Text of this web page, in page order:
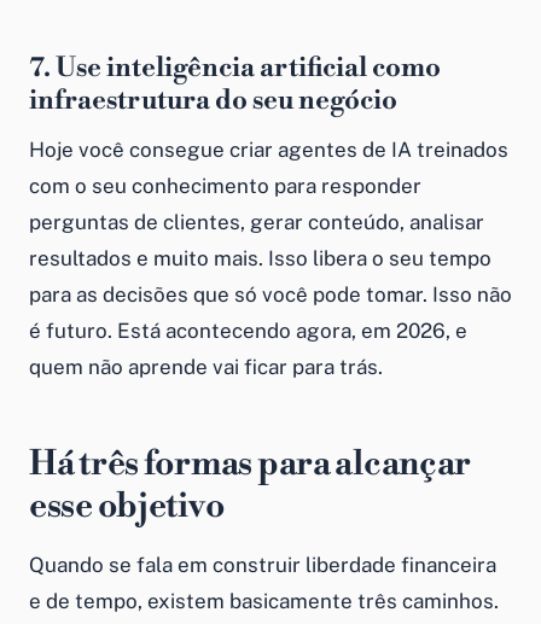
7. Use inteligência artificial como
infraestrutura do seu negócio
Hoje você consegue criar agentes de IA treinados
com o seu conhecimento para responder
perguntas de clientes, gerar conteúdo, analisar
resultados e muito mais. Isso libera o seu tempo
para as decisões que só você pode tomar. Isso não
é futuro. Está acontecendo agora, em 2026, e
quem não aprende vai ficar para trás.
Há três formas para alcançar
esse objetivo
Quando se fala em construir liberdade financeira
e de tempo, existem basicamente três caminhos.